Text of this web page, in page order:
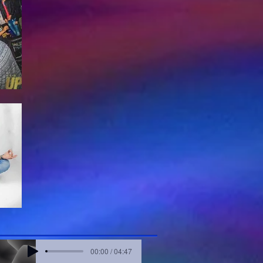
00:00 / 04:47